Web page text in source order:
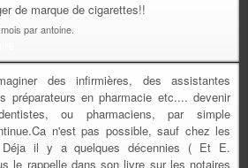
de marque de cigarettes!!
par antoine.
des infirmières, des assistantes
préparateurs en pharmacie etc.... devenir
ou pharmaciens, par simple
n'est pas possible, sauf chez les
il y a quelques décennies ( Et E.
le rappelle dans son livre sur les notaires